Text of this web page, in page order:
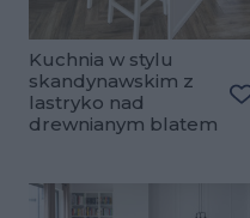
Kuchnia w stylu
skandynawskim z
lastryko nad
drewnianym blatem